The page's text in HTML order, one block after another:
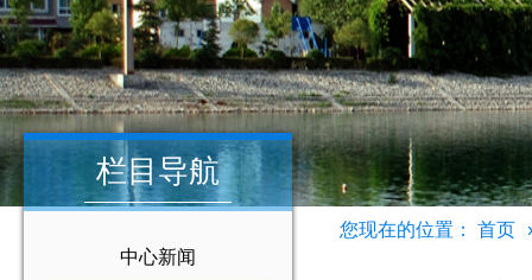
栏目导航
中心新闻
您现在的位置： 首页